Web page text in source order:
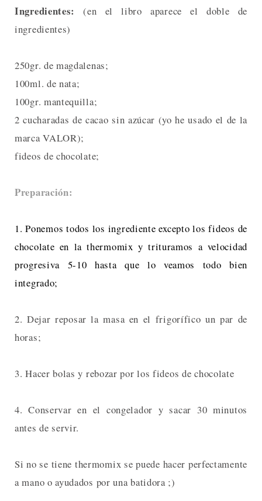
Ingredientes:(en el libro aparece el doble de
ingredientes)
250gr. de magdalenas;
100ml. de nata;
100gr. mantequilla;
2 cucharadas de cacao sin azúcar (yo he usado el de la
marca VALOR);
fideos de chocolate;
Preparación:
1. Ponemos todos los ingrediente excepto los fideos de
chocolate en la thermomix y trituramos a velocidad
progresiva 5-10 hasta que lo veamos todo bien
integrado;
2. Dejar reposar la masa en el frigorífico un par de
horas;
3. Hacer bolas y rebozar por los fideos de chocolate
4. Conservar en el congelador y sacar 30 minutos
antes de servir.
Si no se tiene thermomix se puede hacer perfectamente
a mano o ayudados por una batidora ;)